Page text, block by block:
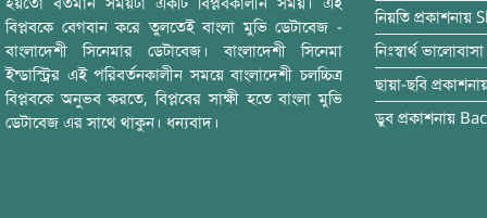
বিপ্লবকে বেগবান করে তুলতেই বাংলা মুভি ডেটাবেজ -
বাংলাদেশী সিনেমার ডেটাবেজ। বাংলাদেশী সিনেমা
ইন্ডাস্ট্রির এই পরিবর্তনকালীন সময়ে বাংলাদেশী চলচ্চিত্র
বিপ্লবকে অনুভব করতে, বিপ্লবের সাক্ষী হতে বাংলা মুভি
ডেটাবেজ এর সাথে থাকুন। ধন্যবাদ।
নিয়তি প্রকাশনায়
নিঃস্বার্থ ভালোবাসা
ছায়া-ছবি
ডুব প্রকাশনায়